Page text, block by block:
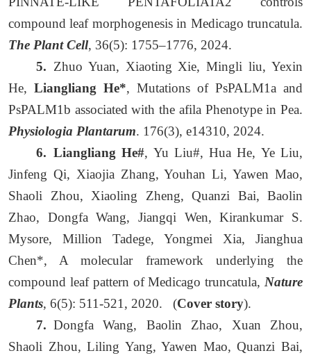
compound leaf morphogenesis in Medicago truncatula.
The Plant Cell, 36(5): 1755–1776, 2024.
5. Zhuo Yuan, Xiaoting Xie, Mingli liu, Yexin
He, Liangliang He*, Mutations of PsPALM1a and
PsPALM1b associated with the afila Phenotype in Pea.
Physiologia Plantarum. 176(3), e14310, 2024.
6. Liangliang He#, Yu Liu#, Hua He, Ye Liu,
Jinfeng Qi, Xiaojia Zhang, Youhan Li, Yawen Mao,
Shaoli Zhou, Xiaoling Zheng, Quanzi Bai, Baolin
Zhao, Dongfa Wang, Jiangqi Wen, Kirankumar S.
Mysore, Million Tadege, Yongmei Xia, Jianghua
Chen*, A molecular framework underlying the
compound leaf pattern of Medicago truncatula, Nature
Plants, 6(5): 511-521, 2020. (Cover story).
7. Dongfa Wang, Baolin Zhao, Xuan Zhou,
Shaoli Zhou, Liling Yang, Yawen Mao, Quanzi Bai,